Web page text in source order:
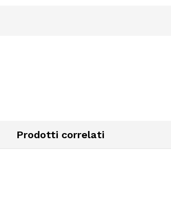
Prodotti correlati